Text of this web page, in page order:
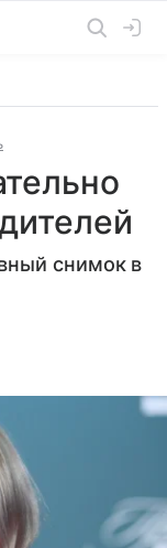
снимок в